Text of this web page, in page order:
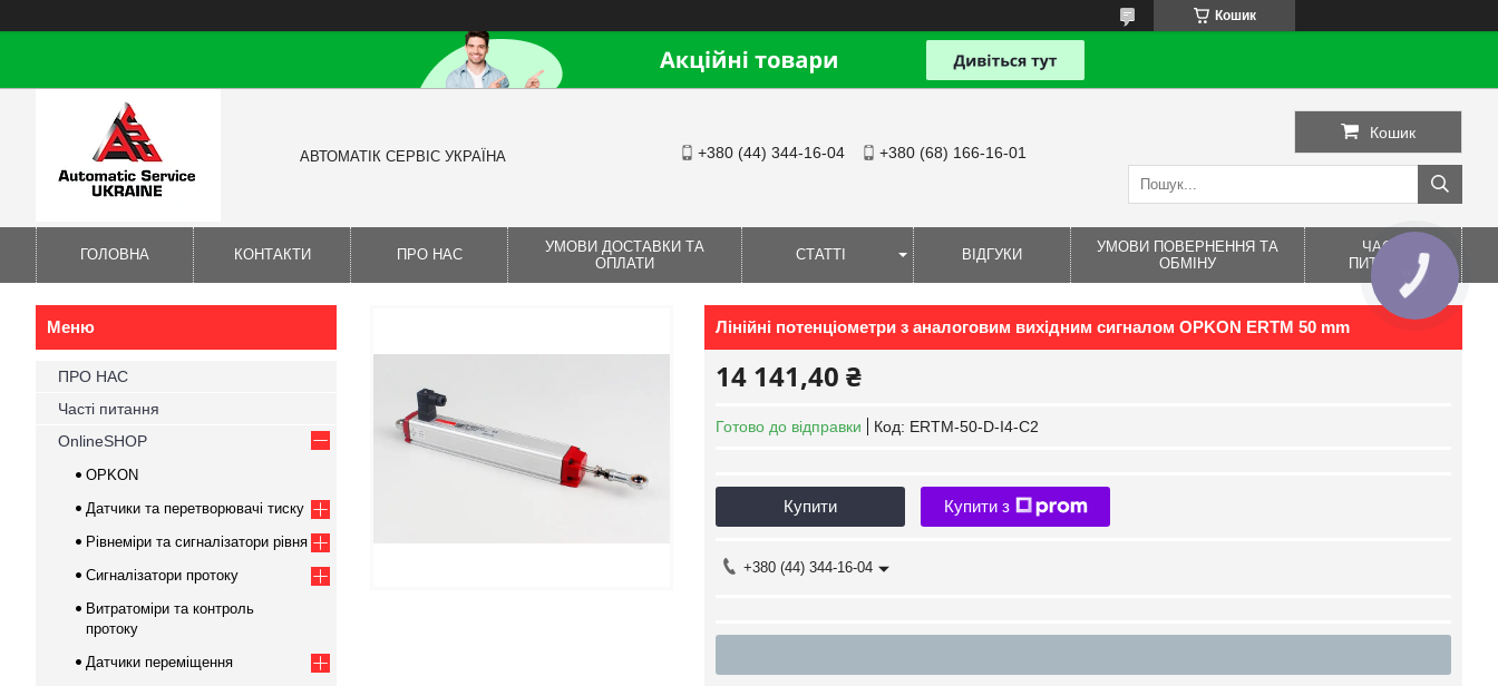
Кошик
АВТОМАТІК СЕРВІС УКРАЇНА +380 (44) 344-16-04 +380 (68) 166-16-01
Кошик
ГОЛОВНА КОНТАКТИ ПРО НАС
УМОВИ ДОСТАВКИ ТА
ОПЛАТИ
СТАТТІ ВІДГУКИ
УМОВИ ПОВЕРНЕННЯ ТА
ОБМІНУ
ЧАСТІ
ПИТАННЯ
Лінійні потенціометри з аналоговим вихідним сигналом OPKON ERTM 50 mm
14 141,40 ₴
Готово до відправки Код: ERTM-50-D-I4-C2
Купити Купити з
+380 (44) 344-16-04
ПРО НАС
Часті питання
OnlineSHOP
OPKON
Датчики та перетворювачі тиску
Рівнеміри та сигналізатори рівня
Сигналізатори протоку
Витратоміри та контроль
протоку
Датчики переміщення